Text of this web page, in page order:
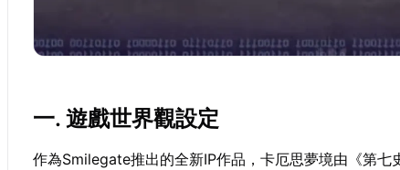
一. 遊戲世界觀設定
作為Smilegate推出的全新IP作品，卡厄思夢境由《第